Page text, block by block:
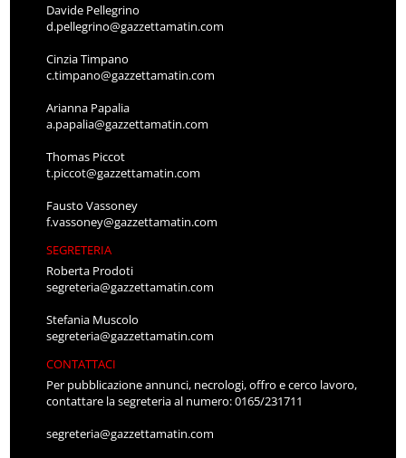
Davide Pellegrino
d.pellegrino@gazzettamatin.com
Cinzia Timpano
c.timpano@gazzettamatin.com
Arianna Papalia
a.papalia@gazzettamatin.com
Thomas Piccot
t.piccot@gazzettamatin.com
Fausto Vassoney
f.vassoney@gazzettamatin.com
SEGRETERIA
Roberta Prodoti
segreteria@gazzettamatin.com
Stefania Muscolo
segreteria@gazzettamatin.com
CONTATTACI
Per pubblicazione annunci, necrologi, offro e cerco lavoro,
contattare la segreteria al numero: 0165/231711
segreteria@gazzettamatin.com